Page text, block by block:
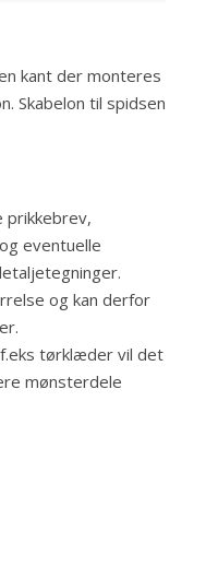
kant der monteres
Skabelon til spidsen
prikkebrev,
eventuelle
og kan derfor
tørklæder vil det
mønsterdele